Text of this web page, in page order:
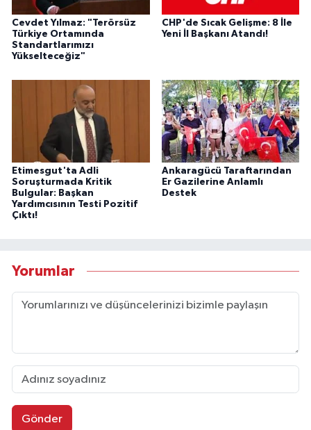
Cevdet Yılmaz: "Terörsüz
Türkiye Ortamında
Standartlarımızı
Yükselteceğiz"
CHP'de Sıcak Gelişme: 8 İle
Yeni İl Başkanı Atandı!
Etimesgut'ta Adli
Soruşturmada Kritik
Bulgular: Başkan
Yardımcısının Testi Pozitif
Çıktı!
Ankaragücü Taraftarından
Er Gazilerine Anlamlı
Destek
Yorumlar
Gönder